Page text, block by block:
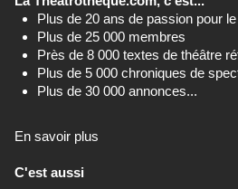
Plus de 20 ans de passion pour
Plus de 25 000 membres
Près de 8 000 textes de théâtre
Plus de 5 000 chroniques de
Plus de 30 000 annonces...
En savoir plus
C'est aussi